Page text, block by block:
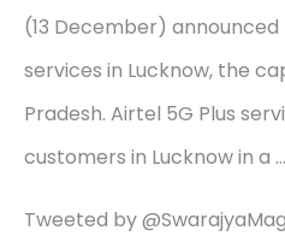
(13 December)
services in Lucknow, the
Pradesh. Airtel 5G Plus
customers in Lucknow in a …
Tweeted by @SwarajyaMag